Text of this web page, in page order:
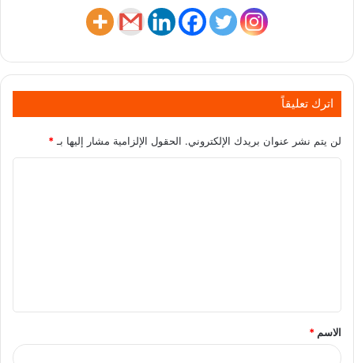
اترك تعليقاً
لن يتم نشر عنوان بريدك الإلكتروني. الحقول الإلزامية مشار إليها بـ *
الاسم *